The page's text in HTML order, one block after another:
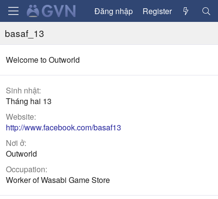
Đăng nhập Register
basaf_13
Welcome to Outworld
Sinh nhật
Tháng hai 13
Website
http://www.facebook.com/basaf13
Nơi ở
Outworld
Occupation
Worker of Wasabi Game Store